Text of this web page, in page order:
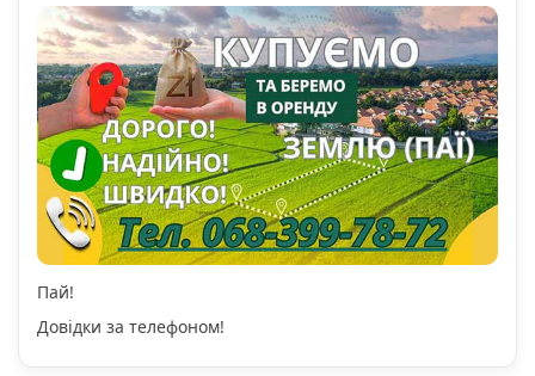
Пай!
Довідки за телефоном!